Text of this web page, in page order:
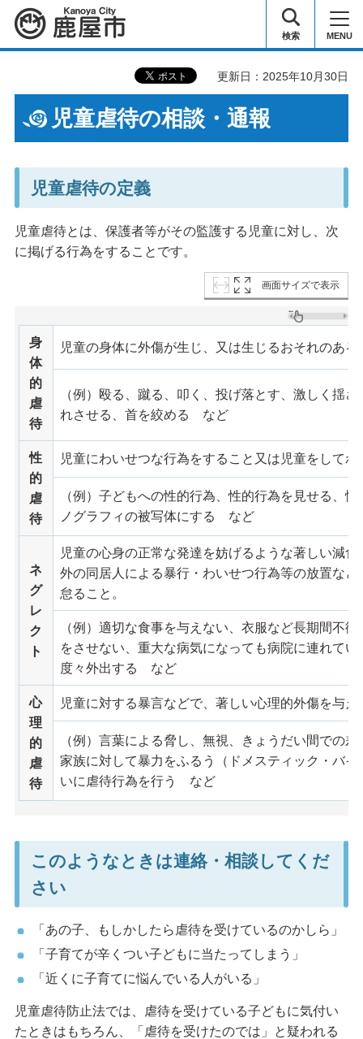
鹿屋市 検索 MENU
更新日：2025年10月30日
児童虐待の相談・通報
児童虐待の定義
児童虐待とは、保護者等がその監護する児童に対し、次
に掲げる行為をすることです。
画面サイズで表示
身
体
的
虐
待
児童の身体に外傷が生じ、又は生じるおそれのあ
（例）殴る、蹴る、叩く、投げ落とす、激しく揺
れさせる、首を絞める など
性
的
虐
待
児童にわいせつな行為をすること又は児童をして
（例）子どもへの性的行為、性的行為を見せる、
ノグラフィの被写体にする など
ネ
グ
レ
ク
ト
児童の心身の正常な発達を妨げるような著しい減
外の同居人による暴行・わいせつ行為等の放置な
怠ること。
（例）適切な食事を与えない、衣服など長期間不
をさせない、重大な病気になっても病院に連れて
度々外出する など
心
理
的
虐
待
児童に対する暴言などで、著しい心理的外傷を与
（例）言葉による脅し、無視、きょうだい間での
家族に対して暴力をふるう（ドメスティック・バ
いに虐待行為を行う など
このようなときは連絡・相談してくだ
さい
「あの子、もしかしたら虐待を受けているのかしら」
「子育てが辛くつい子どもに当たってしまう」
「近くに子育てに悩んでいる人がいる」
児童虐待防止法では、虐待を受けている子どもに気付い
たときはもちろん、「虐待を受けたのでは」と疑われる